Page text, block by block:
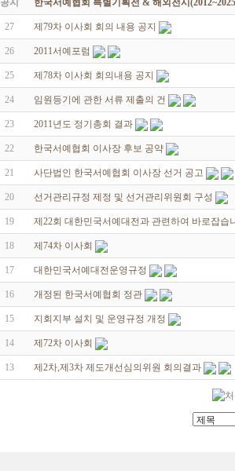
공지 한국서예협회 특별기획전 & 해외전시
27 제79차 이사회 회의 내용 공지
26 2011서예포럼
25 제78차 이사회 회의내용 공지
24 임원등기에 관한 서류 제출의 건
23 2011년도 정기총회 결과
22 한국서예협회 이사장 후보 공약
21 사단법인 한국서예협회 이사장 선거 공고
20 선거관리규정 제정 및 선거관리위원회 구성
19 제22회 대한민국서예대전과 관련하여 바로잡습
18 제74차 이사회
17 대한민국서예대전운영규정
16 개정된 한국서예협회 정관
15 지회지부 설치 및 운영규정 개정
14 제72차 이사회
13 제2차,제3차 제도개선심의위원 회의결과